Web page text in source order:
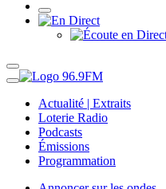
Actualité | Extraits
Loterie Radio
Podcasts
Émissions
Programmation